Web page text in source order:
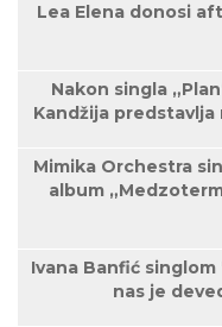
Lea Elena donosi
Nakon singla
Kandžija predstavlja
Mimika Orchestra
album
Ivana Banfić
nas je